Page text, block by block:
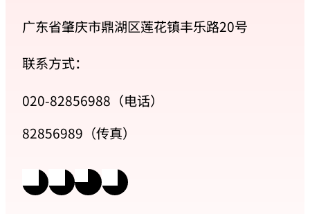
广东省肇庆市鼎湖区莲花镇丰乐路20号
联系方式：
020-82856988（电话）
82856989（传真）